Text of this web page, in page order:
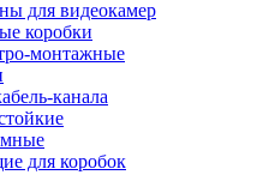
для видеокамер
коробки
монтажные
канала
для коробок